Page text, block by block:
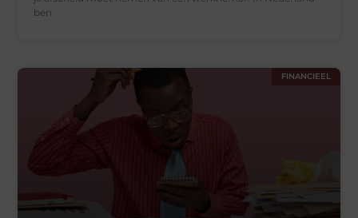
ben
FINANCIEEL